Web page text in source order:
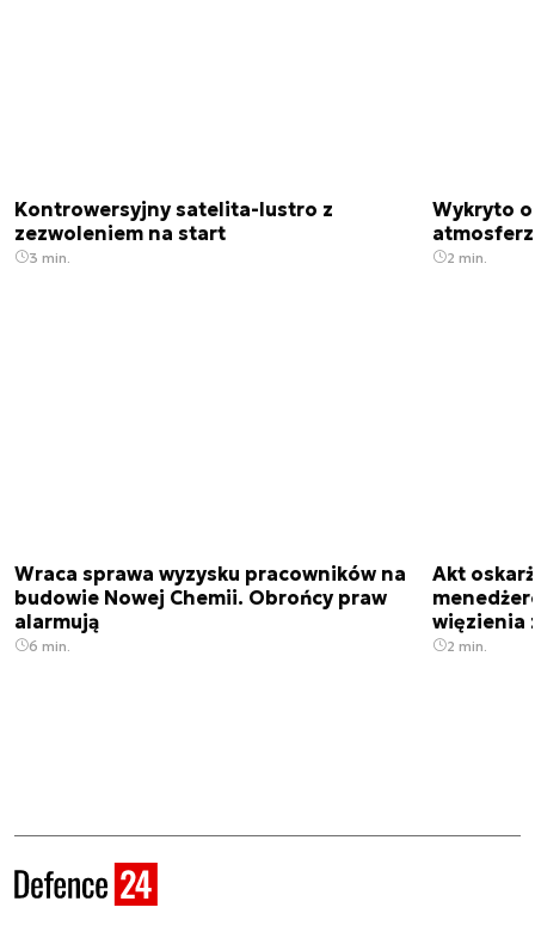
Kontrowersyjny satelita-lustro z
zezwoleniem na start
3 min.
Wykryto
2 min.
Wraca sprawa wyzysku pracowników na
budowie Nowej Chemii. Obrońcy praw
alarmują
6 min.
Akt
więzienia
2 min.